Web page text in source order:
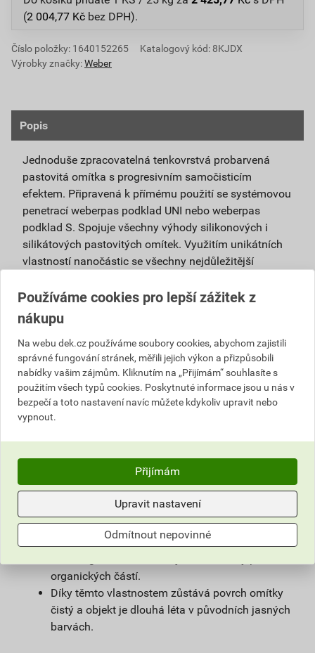
(2 004,77 Kč bez DPH).
Číslo položky: 1640152265
Katalogový kód: 8KJDX
Výrobky značky:Weber
Popis
Jednoduše zpracovatelná tenkovrstvá probarvená
pastovitá omítka s progresivním samočisticím
efektem. Připravená k přímému použití se systémovou
penetrací weberpas podklad UNI nebo weberpas
podklad S. Spojuje všechny výhody silikonových i
silikátových pastovitých omítek. Využitím unikátních
vlastností nanočástic se všechny nejdůležitější
Je vhodná pro použití v exteriéru i interiéru a pro
povrchové úpravy sanačních omítek a systémů
na vlhké zdivo.
Použitím samočisticí omítky weberpas
extraClean se výrazně prodlužuje životnost
fasády a podstatně snižují náklady na její
údržbu.
Díky velmi malému podílu organických částic
obsažených v omítce, vzniká na povrchu omítky
vlivem proudění vzduchu jen nepatrný
elektrostatický náboj a prach z ovzduší na
povrchu omítky neulpívá.
Omítka je zároveň hydrofobní. Tím zůstává na
povrchu fasády minimum vody, která utváří
dobré živné podmínky pro mikroorganismy, růstu
organických částí.
Díky těmto vlastnostem zůstává povrch omítky
čistý a objekt je dlouhá léta v původních jasných
barvách.
Používáme cookies pro lepší zážitek z
nákupu
Na webu dek.cz používáme soubory cookies, abychom zajistili
správné fungování stránek, měřili jejich výkon a přizpůsobili
nabídky vašim zájmům. Kliknutím na „Přijímám“ souhlasíte s
použitím všech typů cookies. Poskytnuté informace jsou u nás v
bezpečí a toto nastavení navíc můžete kdykoliv upravit nebo
vypnout.
Přijímám
Upravit nastavení
Odmítnout nepovinné